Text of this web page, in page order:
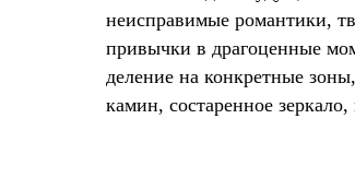
неисправимые романтики,
привычки в драгоценные
деление на конкретные
камин, состаренное